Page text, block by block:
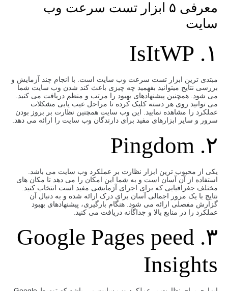
معرفی ۵ ابزار تست سرعت وب
سایت
۱. IsItWP
مبتدی ترین ابزار تست سرعت وب سایت است. با انجام چند آزمایش و
بررسی نتایج میتوانید بفهمید چه چیزی باعث کند شدن وب سایت شما
می شود. همچنین پیشنهادهای بهبود را مرتب و منظم دریافت می کنید.
می توانید روی هر دسته کلیک کرده تا مراحل عیب یابی مشکلات
عملکرد را مشاهده نمایید. این وب سایت همچنین نظارت بر بروز بودن
سرور و سایر ابزارهای مفید برای دارندگان وب سایت را ارائه می دهد.
۲. Pingdom
یکی از محبوب ترین ابزار نظارت بر عملکرد وب سایت می باشد.
استفاده از آن آسان است و به شما این امکان را می دهد تا مکان های
مختلف جغرافیایی که برای اجرای آزمایشی مفید است انتخاب کنید.
نتایج با یک مرور اجمالی آسان برای درک ارائه شده و به دنبال آن
گزارش مفصلی ارائه می شود. هنگام بارگیری، پیشنهادهای بهبود
عملکرد را در منابع بالا و جداگانه دریافت می کنید.
۳. Google Pages peed
Insights